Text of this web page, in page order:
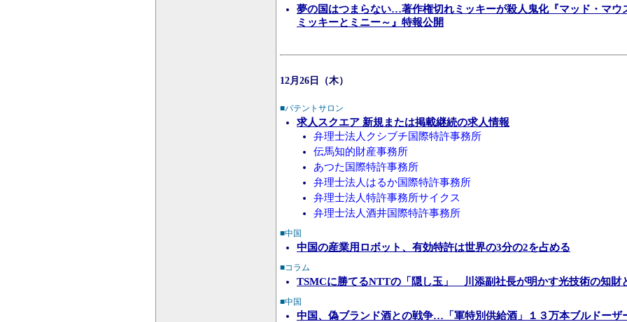
夢の国はつまらない…著作権切れミッキーが殺人鬼化『マッド・マ
ミッキーとミニー～』特報公開
12月26日（木）
■パテントサロン
求人スクエア 新規または掲載継続の求人情報
弁理士法人クシブチ国際特許事務所
伝馬知的財産事務所
あつた国際特許事務所
弁理士法人はるか国際特許事務所
弁理士法人特許事務所サイクス
弁理士法人酒井国際特許事務所
■中国
中国の産業用ロボット、有効特許は世界の3分の2を占める
■コラム
TSMCに勝てるNTTの「隠し玉」 川添副社長が明かす光技術の知財
■中国
中国、偽ブランド酒との戦争…「軍特別供給酒」１３万本ブルドーザ